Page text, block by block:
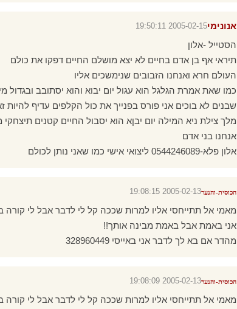
אנונימי2005-02-15 19:50:11
הסטייל -אלון
תיראי אף בן אדם בחיים לא יצא מושלם החיים דפקו את כולם
העולם חרא ואנחנו הזבובים שנימשכים אליו
כמו שאת אמרת הגלגל הוא עגול יום יבוא והוא יסתובב
שבנים לא בוכים אני פורס בפנייך את כול הקלפים עדיף
מלך צילת ניא המילה יום יבןא הוא יסבול החיים קטנים
אנחנו בני אדם
אלון פלא-0544246089 ליצואי אישי כמו שאני נותן לכולם
הכוסית-והנער2005-02-13 19:08:15
מאמי אל תתייחסי אליו למרות שככה קל לי לדבר אבל לי קורה
אני באמת אבל באמת מבינה אותך!!
מהדר אם בא לך לדבר אני באייסי 328960449
הכוסית-והנער2005-02-13 19:08:09
מאמי אל תתייחסי אליו למרות שככה קל לי לדבר אבל לי קורה